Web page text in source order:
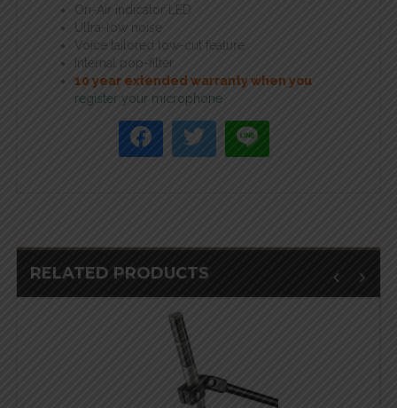
On-Air indicator LED
Ultra-low noise
Voice tailored low-cut feature
Internal pop-filter
10 year extended warranty when you
register your microphone
RELATED PRODUCTS